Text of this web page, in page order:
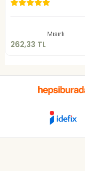
Mısırlı
262,33 TL
262,33 TL